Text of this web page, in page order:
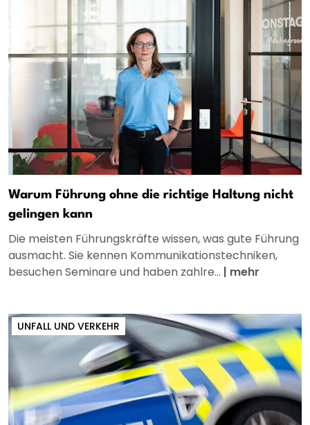
Warum Führung ohne die richtige Haltung nicht
gelingen kann
Die meisten Führungskräfte wissen, was gute Führung
ausmacht. Sie kennen Kommunikationstechniken,
besuchen Seminare und haben zahlre... | mehr
UNFALL UND VERKEHR